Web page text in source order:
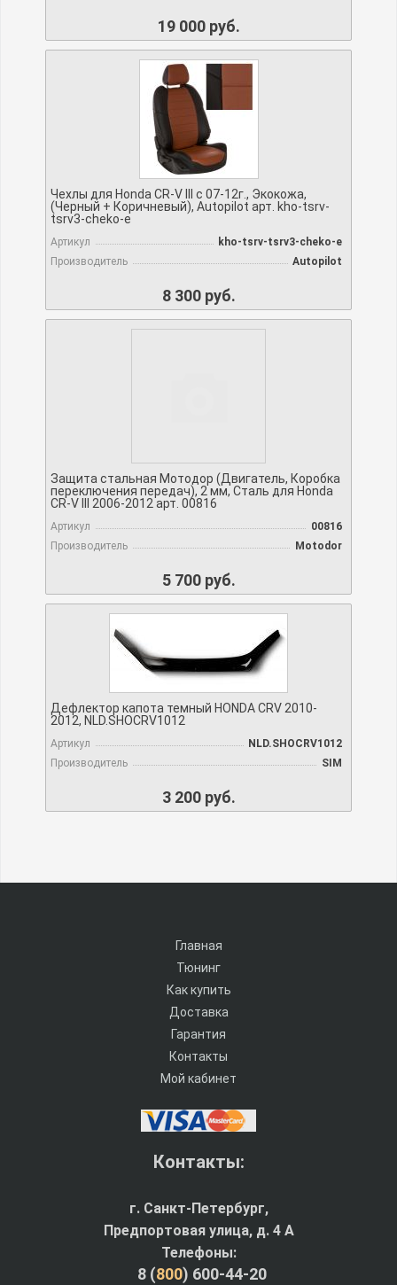
19 000 руб.
Чехлы для Honda CR-V III с 07-12г., Экокожа,
(Черный + Коричневый), Autopilot арт. kho-tsrv-
tsrv3-cheko-e
Артикул
kho-tsrv-tsrv3-cheko-e
Производитель
Autopilot
8 300 руб.
Защита стальная Мотодор (Двигатель, Коробка
переключения передач), 2 мм, Сталь для Honda
CR-V III 2006-2012 арт. 00816
Артикул
00816
Производитель
Motodor
5 700 руб.
Дефлектор капота темный HONDA CRV 2010-
2012, NLD.SHOCRV1012
Артикул
NLD.SHOCRV1012
Производитель
SIM
3 200 руб.
Главная
Тюнинг
Как купить
Доставка
Гарантия
Контакты
Мой кабинет
Контакты:
г. Санкт-Петербург,
Предпортовая улица, д. 4 A
Телефоны:
8 (800) 600-44-20